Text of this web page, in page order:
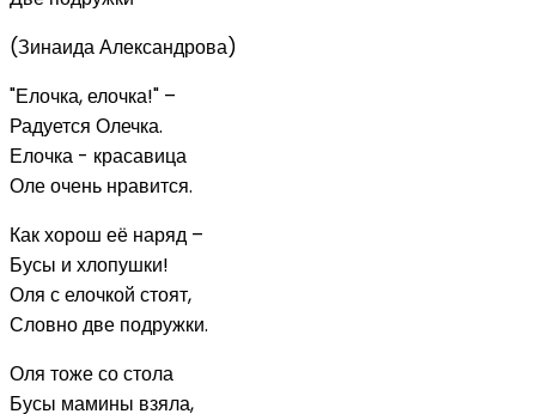
(Зинаида Александрова)
"Елочка, елочка!" –
Радуется Олечка.
Елочка - красавица
Оле очень нравится.
Как хорош её наряд –
Бусы и хлопушки!
Оля с елочкой стоят,
Словно две подружки.
Оля тоже со стола
Бусы мамины взяла,